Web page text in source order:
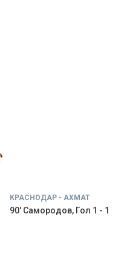
КРАСНОДАР - АХМАТ
90' Самородов, Гол 1 - 1